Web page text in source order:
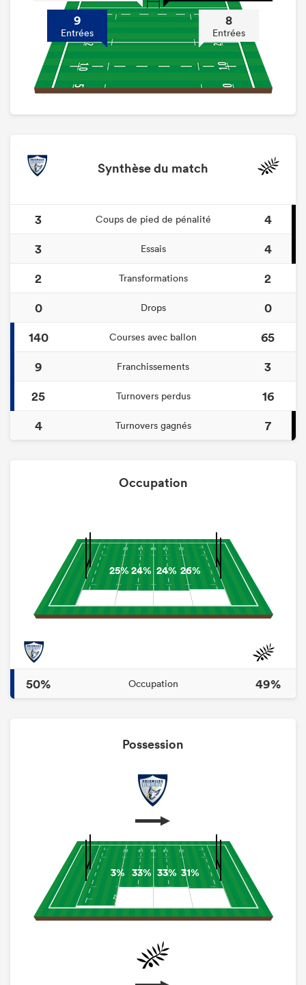
9
Entrées
8
Entrées
Synthèse du match
3 Coups de pied de pénalité
4
3
Essais
4
2
Transformations
2
0
Drops
0
140
Courses avec ballon
65
9
Franchissements
3
25
Turnovers perdus
16
4
Turnovers gagnés 7
Occupation
25%24% 24% 26%
50% Occupation 49%
Possession
3% 33% 33% 31%